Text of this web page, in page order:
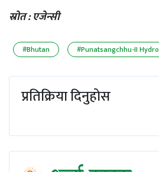
स्राेत : एजेन्सी
#Bhutan #Punatsangchhu-II Hydro
प्रतिक्रिया दिनुहोस